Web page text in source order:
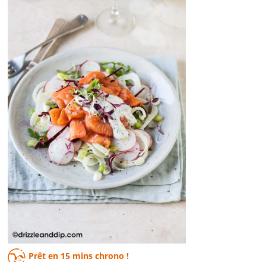
Prêt en 15 mins chrono !